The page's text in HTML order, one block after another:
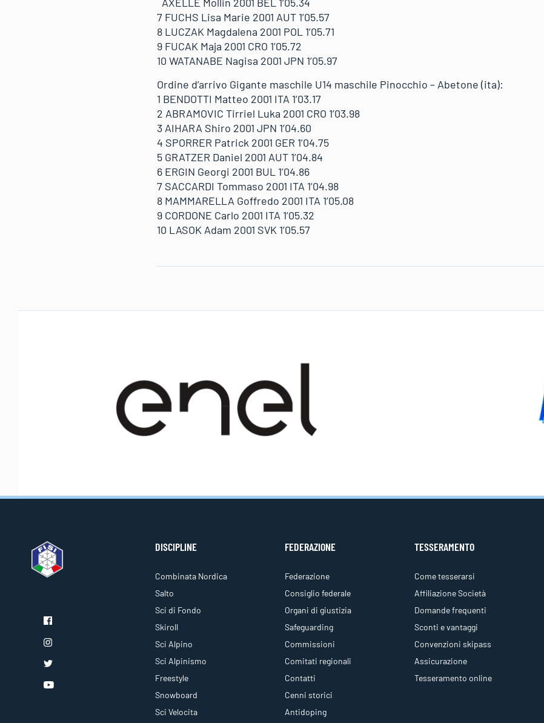
7 FUCHS Lisa Marie 2001 AUT 1’05.57
8 LUCZAK Magdalena 2001 POL 1’05.71
9 FUCAK Maja 2001 CRO 1’05.72
10 WATANABE Nagisa 2001 JPN 1’05.97
Ordine d’arrivo Gigante maschile U14 maschile Pinocchio – Abetone (ita):
1 BENDOTTI Matteo 2001 ITA 1’03.17
2 ABRAMOVIC Tirriel Luka 2001 CRO 1’03.98
3 AIHARA Shiro 2001 JPN 1’04.60
4 SPORRER Patrick 2001 GER 1’04.75
5 GRATZER Daniel 2001 AUT 1’04.84
6 ERGIN Georgi 2001 BUL 1’04.86
7 SACCARDI Tommaso 2001 ITA 1’04.98
8 MAMMARELLA Goffredo 2001 ITA 1’05.08
9 CORDONE Carlo 2001 ITA 1’05.32
10 LASOK Adam 2001 SVK 1’05.57
DISCIPLINE
Combinata Nordica
Salto
Sci di Fondo
Skiroll
Sci Alpino
Sci Alpinismo
Freestyle
Snowboard
Sci Velocita
FEDERAZIONE
Federazione
Consiglio federale
Organi di giustizia
Safeguarding
Commissioni
Comitati regionali
Contatti
Cenni storici
Antidoping
TESSERAMENTO
Come tesserarsi
Affiliazione Società
Domande frequenti
Sconti e vantaggi
Convenzioni skipass
Assicurazione
Tesseramento online